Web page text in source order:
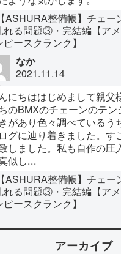
【ASHURA整備帳】チェー
れる問題③・完結編【ア
ピースクランク】
なか
2021.11.14
にちははじめまして親父
のBMXのチェーンのテン
があり色々調べているう
グに辿り着きました。す
しました。私も自作の圧
似し...
【ASHURA整備帳】チェー
れる問題③・完結編【ア
ピースクランク】
アーカイブ